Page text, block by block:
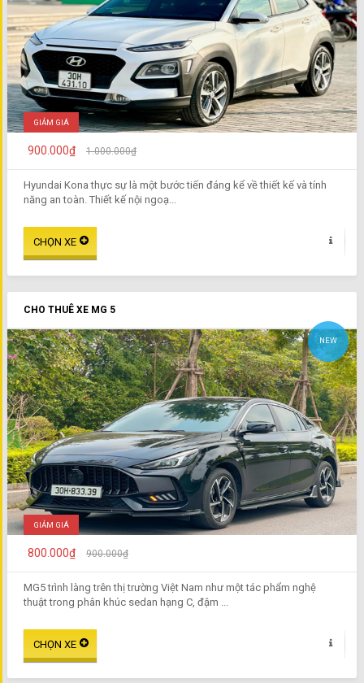
GIẢM GIÁ
900.000₫ 1.000.000₫
Hyundai Kona thực sự là một bước tiến đáng kể về thiết kế và tính
năng an toàn. Thiết kế nội ngoạ...
CHO THUÊ XE MG 5
NEW
GIẢM GIÁ
800.000₫ 900.000₫
MG5 trình làng trên thị trường Việt Nam như một tác phẩm nghệ
thuật trong phân khúc sedan hạng C, đậm ...